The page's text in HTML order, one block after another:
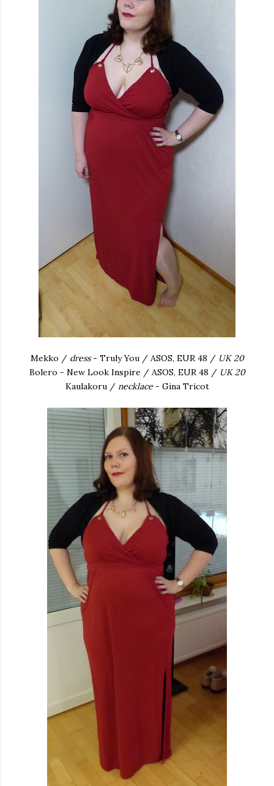
Mekko / dress- Truly You / ASOS, EUR 48 / UK 20
Bolero - New Look Inspire / ASOS, EUR 48 / UK 20
Kaulakoru / necklace- Gina Tricot